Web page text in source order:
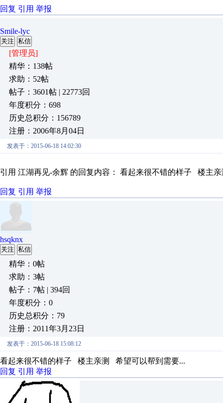
回复 引用 举报
Smile-lyc
关注 私信
[管理员]
精华：138帖
求助：52帖
帖子：3601帖 | 22773回
年度积分：698
历史总积分：156789
注册：2006年8月04日
发表于：2015-06-18 14:02:30
引用 江湖再见-余辉 的回复内容： 看起来很不错的样子 楼主
回复 引用 举报
hsqknx
关注 私信
精华：0帖
求助：3帖
帖子：7帖 | 394回
年度积分：0
历史总积分：79
注册：2011年3月23日
发表于：2015-06-18 15:08:12
看起来很不错的样子 楼主亲测 希望可以帮到需要...
回复 引用 举报